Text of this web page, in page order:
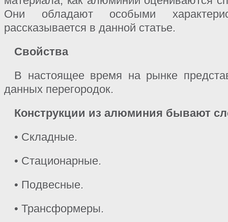
Они обладают особыми
рассказывается в данной статье.
Свойства
В настоящее время на рынке
данных перегородок.
Конструкции из алюминия бывают
• Складные.
• Стационарные.
• Подвесные.
• Трансформеры.